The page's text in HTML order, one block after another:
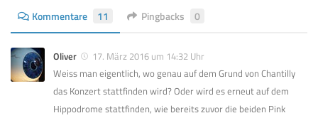
Kommentare 11 Pingbacks 0
Oliver
17. März 2016 um 14:32 Uhr
Weiss man eigentlich, wo genau auf dem Grund von Chantilly
das Konzert stattfinden wird? Oder wird es erneut auf dem
Hippodrome stattfinden, wie bereits zuvor die beiden Pink